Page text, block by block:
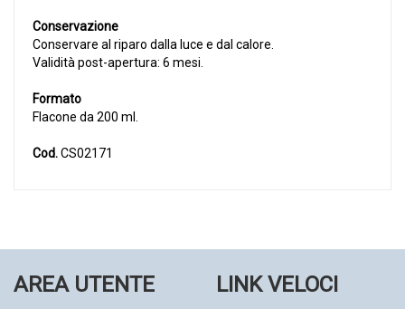
Conservazione
Conservare al riparo dalla luce e dal calore.
Validità post-apertura: 6 mesi.
Formato
Flacone da 200 ml.
Cod.CS02171
AREA UTENTE LINK VELOCI